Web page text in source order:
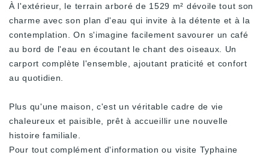
À l'extérieur, le terrain arboré de 1529 m² dévoile tout son
charme avec son plan d'eau qui invite à la détente et à la
contemplation. On s'imagine facilement savourer un café
au bord de l'eau en écoutant le chant des oiseaux. Un
carport complète l'ensemble, ajoutant praticité et confort
au quotidien.
Plus qu'une maison, c'est un véritable cadre de vie
chaleureux et paisible, prêt à accueillir une nouvelle
histoire familiale.
Pour tout complément d'information ou visite Typhaine